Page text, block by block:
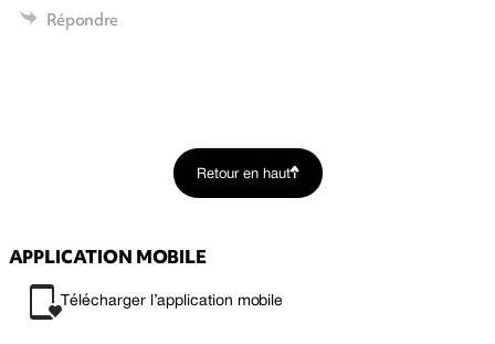
Répondre
Retour en haut
APPLICATION MOBILE
Télécharger l’application mobile